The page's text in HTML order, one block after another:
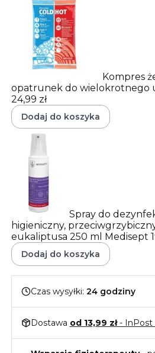
Kompres
opatrunek do wielokrotnego
24,99 zł
Dodaj do koszyka
Spray do
higieniczny,
eukaliptusa 250 ml Medisept
Dodaj do koszyka
Czas wysyłki: 24 godziny
Dostawa od 13,99 zł- InPost